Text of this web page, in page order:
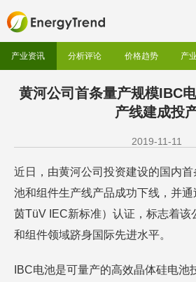
产业资讯 分析评论 价格趋势 产
黄河公司首条量产规模IBC
产线建成投
2019-11-11
近日，由黄河公司投资建设的国内
池和组件生产线产品成功下线，并
茵TüV IEC新标准）认证，标志着该
和组件领域跻身国际先进水平。
IBC电池是可量产的高效晶体硅电池